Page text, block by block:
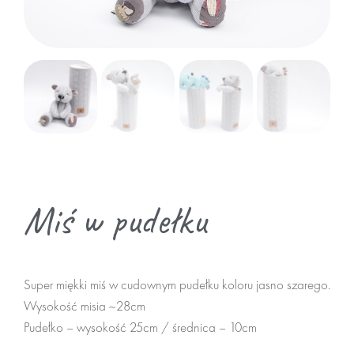
zwierzaki
zrób sam misia
Termofory
dodatki do misiów
Pufy
Miś w pudełku
Super miękki miś w cudownym pudełku koloru jasno szarego.
Wysokość misia ~28cm
Pudełko – wysokość 25cm / średnica – 10cm